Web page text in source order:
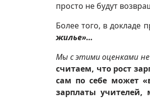
просто не будут
Более того, в докладе
жилье»…
Мы с этими оценками не
считаем, что рост
сам по себе может
зарплаты учителей,